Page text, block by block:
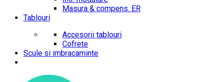
Masura & compens. ER
Tablouri
Accesorii tablouri
Cofrete
Scule si imbracaminte